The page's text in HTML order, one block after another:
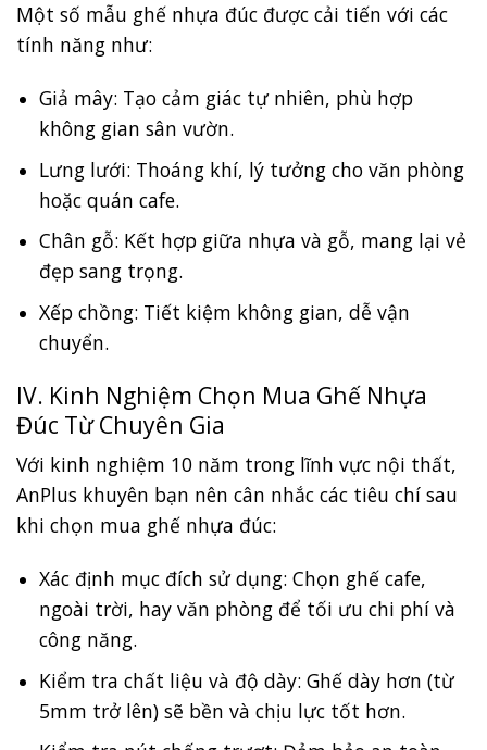
Một số mẫu ghế nhựa đúc được cải tiến với các
tính năng như:
Giả mây: Tạo cảm giác tự nhiên, phù hợp
không gian sân vườn.
Lưng lưới: Thoáng khí, lý tưởng cho văn phòng
hoặc quán cafe.
Chân gỗ: Kết hợp giữa nhựa và gỗ, mang lại vẻ
đẹp sang trọng.
Xếp chồng: Tiết kiệm không gian, dễ vận
chuyển.
IV. Kinh Nghiệm Chọn Mua Ghế Nhựa
Đúc Từ Chuyên Gia
Với kinh nghiệm 10 năm trong lĩnh vực nội thất,
AnPlus khuyên bạn nên cân nhắc các tiêu chí sau
khi chọn mua ghế nhựa đúc:
Xác định mục đích sử dụng: Chọn ghế cafe,
ngoài trời, hay văn phòng để tối ưu chi phí và
công năng.
Kiểm tra chất liệu và độ dày: Ghế dày hơn (từ
5mm trở lên) sẽ bền và chịu lực tốt hơn.